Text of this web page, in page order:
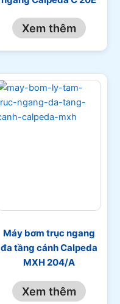
Xem thêm
Máy bơm trục ngang
đa tầng cánh Calpeda
MXH 204/A
Xem thêm